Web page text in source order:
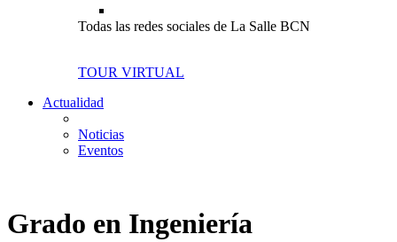
Todas las redes sociales de La Salle BCN
TOUR VIRTUAL
Actualidad
Noticias
Eventos
Grado en Ingeniería